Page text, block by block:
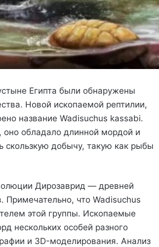
Египта были обнаружены
Новой ископаемой рептилии,
название Wadisuchus kassabi.
оно обладало длинной мордой и
скользкую добычу, такую как рыбы
Дирозаврид — древней
Примечательно, что Wadisuchus
этой группы. Ископаемые
нескольких особей разного
и 3D-моделирования. Анализ